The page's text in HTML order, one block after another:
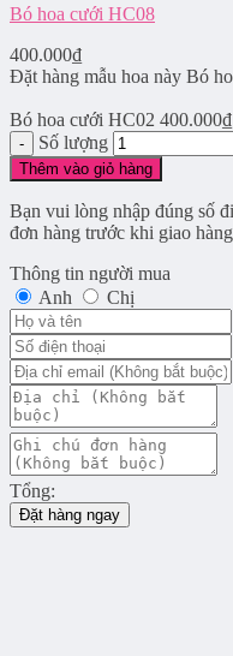
Bó hoa cưới HC08
400.000₫
Đặt hàng mẫu hoa này Bó
Bó hoa cưới HC02 400.000₫
Số lượng
Thêm vào giỏ hàng
Bạn vui lòng nhập đúng số
đơn hàng trước khi giao
Thông tin người mua
Anh
Chị
Tổng:
Đặt hàng ngay